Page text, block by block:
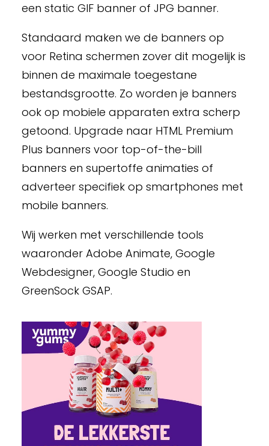
een static GIF banner of JPG banner.
Standaard maken we de banners op
voor Retina schermen zover dit mogelijk is
binnen de maximale toegestane
bestandsgrootte. Zo worden je banners
ook op mobiele apparaten extra scherp
getoond. Upgrade naar HTML Premium
Plus banners voor top-of-the-bill
banners en supertoffe animaties of
adverteer specifiek op smartphones met
mobile banners.
Wij werken met verschillende tools
waaronder Adobe Animate, Google
Webdesigner, Google Studio en
GreenSock GSAP.